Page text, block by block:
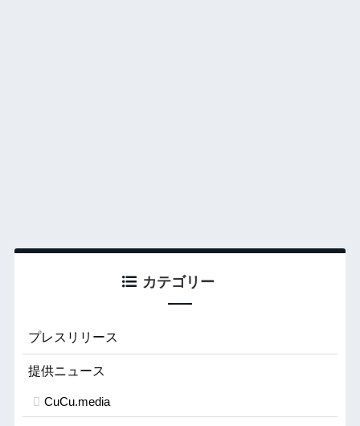
カテゴリー
プレスリリース
提供ニュース
CuCu.media